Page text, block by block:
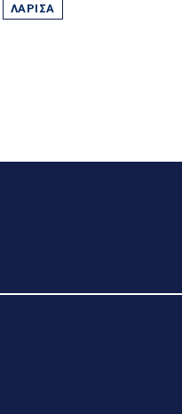
ΛΆΡΙΣΑ